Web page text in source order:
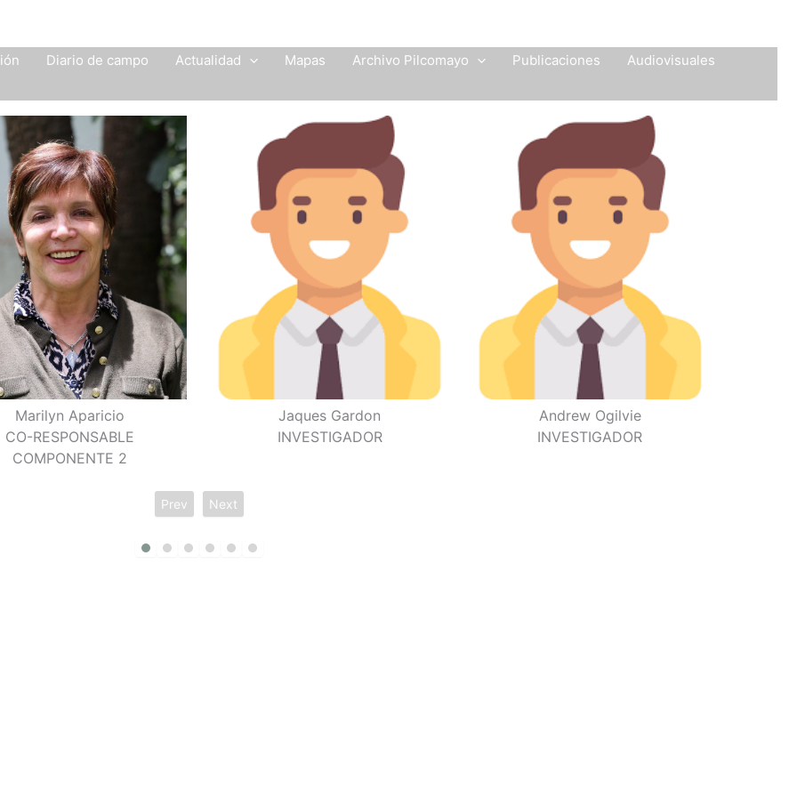
Diario de campo Actualidad Mapas Archivo Pilcomayo Publicaciones
Audiovisuales
Más
Marilyn Aparicio
CO-RESPONSABLE
COMPONENTE 2
Jaques Gardon
INVESTIGADOR
Andrew Ogilvie
INVESTIGADOR
Prev Next